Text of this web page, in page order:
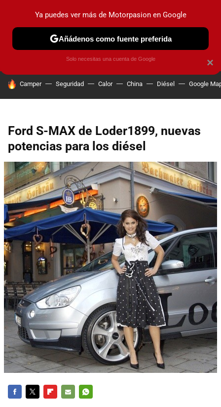
PRUEBAS COCHES ELÉCTRICOS OBSERVATORIO
HOY SE HABLA DE
Camper Seguridad Calor China Diésel Google
Ford S-MAX de Loder1899, nuevas
potencias para los diésel
×
Ya puedes ver más de Motorpasion en Google
Añádenos como fuente preferida
Solo necesitas una cuenta de Google